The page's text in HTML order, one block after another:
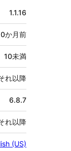
1.1.16
か月前
10未満
れ以降
6.8.7
れ以降
(US)